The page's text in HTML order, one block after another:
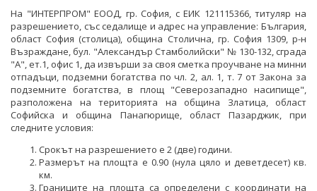
КРИТИЧНА ЕНЕРГИЙНА ИНФРАСТРУКТУРА
ЕДИНЕН ОРГАН ЗА УПРАВЛЕНИЕ НА ПОДЗЕМНИТЕ
БОГАТСТВА
ДЕЙНОСТ
МЕТАЛНИ ПОЛЕЗНИ ИЗКОПАЕМИ
НЕМЕТАЛНИ ПОЛЕЗНИ ИЗКОПАЕМИ -
ИНДУСТРИАЛНИ МИНЕРАЛИ
НЕФТ И ПРИРОДЕН ГАЗ
На "ИНТЕРПРОМ" ЕООД, гр. София, с ЕИК 121115366, титуляр на
разрешението, със седалище и адрес на управление: България,
област София (столица), община Столична, гр. София 1309, р-н
Възраждане, бул. "Александър Стамболийски" № 130-132, сграда
"А", ет.1, офис 1, да извърши за своя сметка проучване на минни
отпадъци, подземни богатства по чл. 2, ал. 1, т. 7 от Закона за
подземните богатства, в площ "Северозападно насипище",
разположена на територията на община Златица, област
Софийска и община Панагюрище, област Пазарджик, при
следните условия:
Срокът на разрешението е 2 (две) години.
Размерът на площта е 0.90 (нула цяло и деветдесет) кв.
км.
Границите на площта са определени с координати на